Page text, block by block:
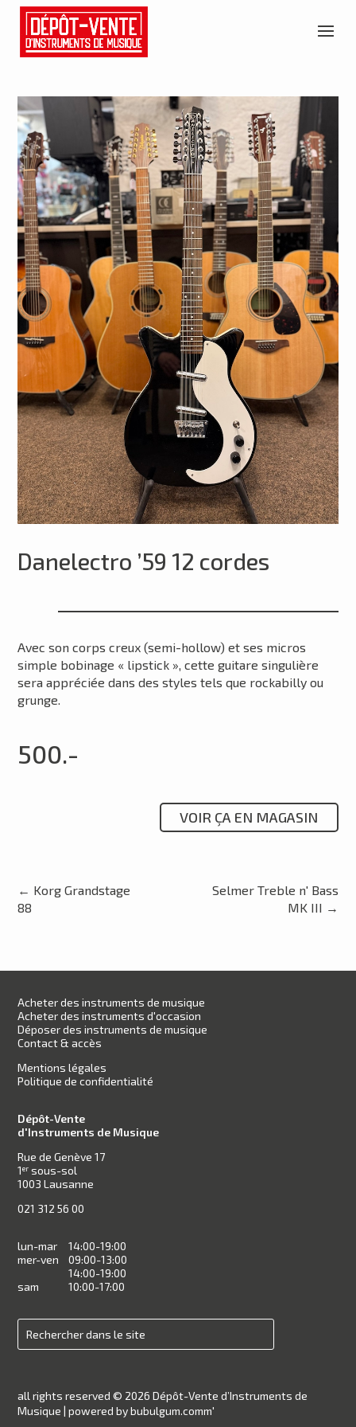
Danelectro ’59 12 cordes
Avec son corps creux (semi-hollow) et ses micros
simple bobinage « lipstick », cette guitare singulière
sera appréciée dans des styles tels que rockabilly ou
grunge.
500.-
VOIR ÇA EN MAGASIN
← Korg Grandstage
88
Selmer Treble n' Bass
MK III →
Acheter des instruments de musique
Acheter des instruments d'occasion
Déposer des instruments de musique
Contact & accès
Mentions légales
Politique de confidentialité
Dépôt-Vente
d'Instruments de Musique
Rue de Genève 17
1er sous-sol
1003 Lausanne
021 312 56 00
lun-mar
14:00-19:00
mer-ven
09:00-13:00
14:00-19:00
sam
10:00-17:00
all rights reserved © 2026 Dépôt-Vente d’Instruments de
Musique |powered by bubulgum.comm'